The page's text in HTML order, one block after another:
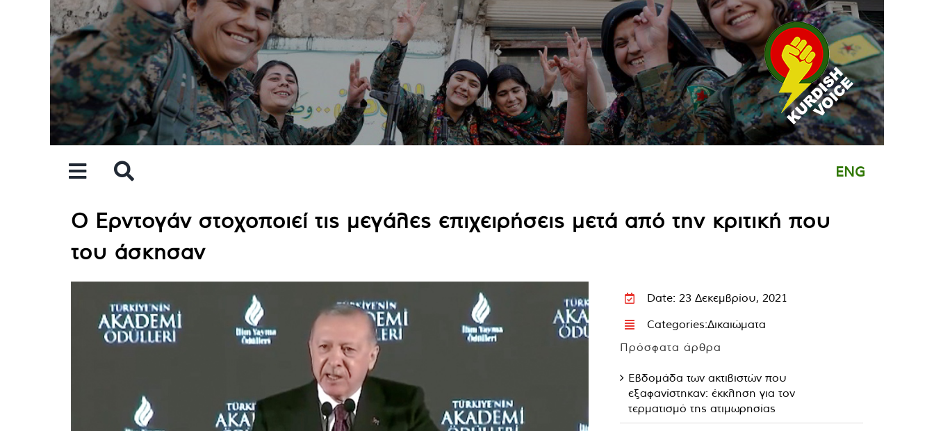
ENG
Ο Ερντογάν στοχοποιεί τις μεγάλες επιχειρήσεις μετά από την κριτική που
του άσκησαν
Date: 23 Δεκεμβρίου, 2021
Categories:Δικαιώματα
Πρόσφατα άρθρα
Εβδομάδα των ακτιβιστών που
εξαφανίστηκαν: έκκληση για τον
τερματισμό της ατιμωρησίας